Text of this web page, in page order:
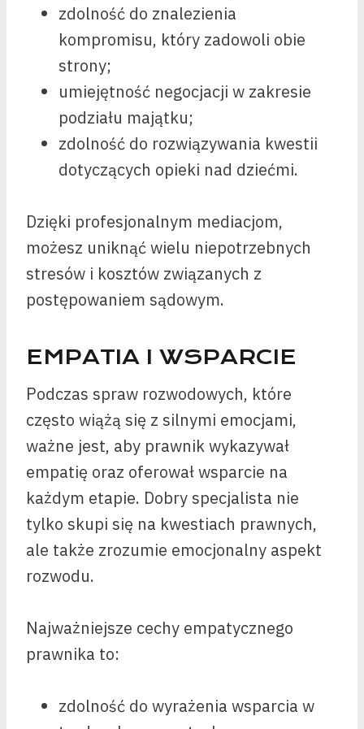
zdolność do znalezienia
kompromisu, który zadowoli obie
strony;
umiejętność negocjacji w zakresie
podziału majątku;
zdolność do rozwiązywania kwestii
dotyczących opieki nad dziećmi.
Dzięki profesjonalnym mediacjom,
możesz uniknąć wielu niepotrzebnych
stresów i kosztów związanych z
postępowaniem sądowym.
EMPATIA I WSPARCIE
Podczas spraw rozwodowych, które
często wiążą się z silnymi emocjami,
ważne jest, aby prawnik wykazywał
empatię oraz oferował wsparcie na
każdym etapie. Dobry specjalista nie
tylko skupi się na kwestiach prawnych,
ale także zrozumie emocjonalny aspekt
rozwodu.
Najważniejsze cechy empatycznego
prawnika to:
zdolność do wyrażenia wsparcia w